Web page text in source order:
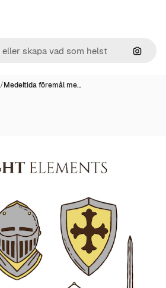
Sök
/Medeltida föremål me…